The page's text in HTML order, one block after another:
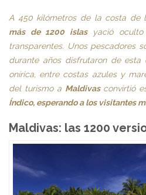
A 450 kilómetros de la costa de
más de 1200 islasyació oculto
transparentes. Unos pescadores
durante años disfrutaron de esta
onírica, entre costas azules y
del turismo a Maldivas convirtió
Índico, esperando a los visitantes
Maldivas: las 1200